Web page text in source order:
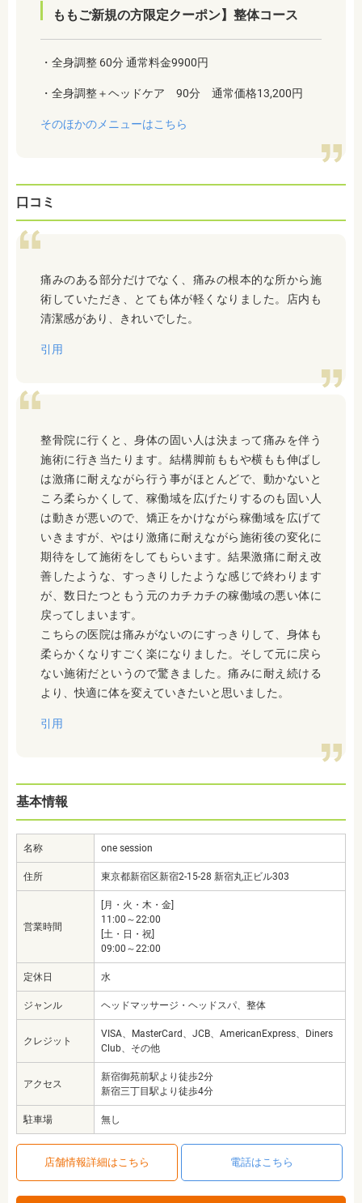
ももご新規の方限定クーポン】整体コース
・全身調整 60分 通常料金9900円
・全身調整＋ヘッドケア 90分 通常価格13,200円
そのほかのメニューはこちら
口コミ
痛みのある部分だけでなく、痛みの根本的な所から施
術していただき、とても体が軽くなりました。店内も
清潔感があり、きれいでした。
引用
整骨院に行くと、身体の固い人は決まって痛みを伴う
施術に行き当たります。結構脚前ももや横もも伸ばし
は激痛に耐えながら行う事がほとんどで、動かないと
ころ柔らかくして、稼働域を広げたりするのも固い人
は動きが悪いので、矯正をかけながら稼働域を広げて
いきますが、やはり激痛に耐えながら施術後の変化に
期待をして施術をしてもらいます。結果激痛に耐え改
善したような、すっきりしたような感じで終わります
が、数日たつともう元のカチカチの稼働域の悪い体に
戻ってしまいます。
こちらの医院は痛みがないのにすっきりして、身体も
柔らかくなりすごく楽になりました。そして元に戻ら
ない施術だというので驚きました。痛みに耐え続ける
より、快適に体を変えていきたいと思いました。
引用
基本情報
名称 one session
住所 東京都新宿区新宿2-15-28 新宿丸正ビル303
営業時間
[月・火・木・金]
11:00～22:00
[土・日・祝]
09:00～22:00
定休日 水
ジャンル ヘッドマッサージ・ヘッドスパ、整体
クレジット
VISA、MasterCard、JCB、AmericanExpress、Diners
Club、その他
アクセス
新宿御苑前駅より徒歩2分
新宿三丁目駅より徒歩4分
駐車場 無し
店舗情報詳細はこちら 電話はこちら